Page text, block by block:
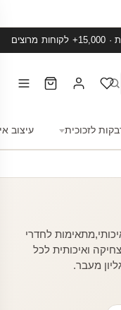
לזכוכית עיצוב
לחדרי
ואיכותית לכל
מעבר.